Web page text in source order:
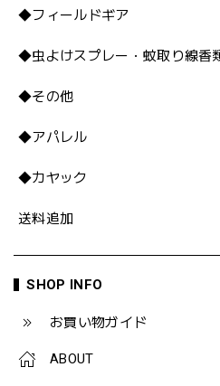
◆フィールドギア
◆虫よけスプレー・蚊取り線香
◆その他
◆アパレル
◆カヤック
送料追加
SHOP INFO
お買い物ガイド
ABOUT